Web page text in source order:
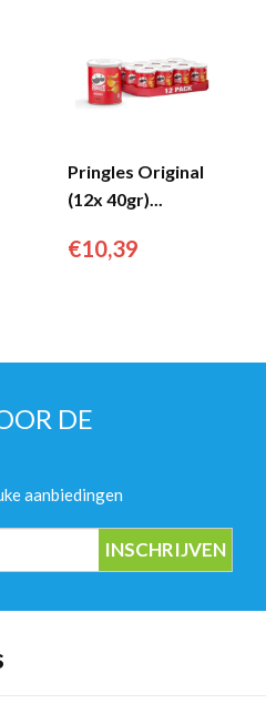
Pringles Original
(12x 40gr)...
€10,39
DE
aanbiedingen